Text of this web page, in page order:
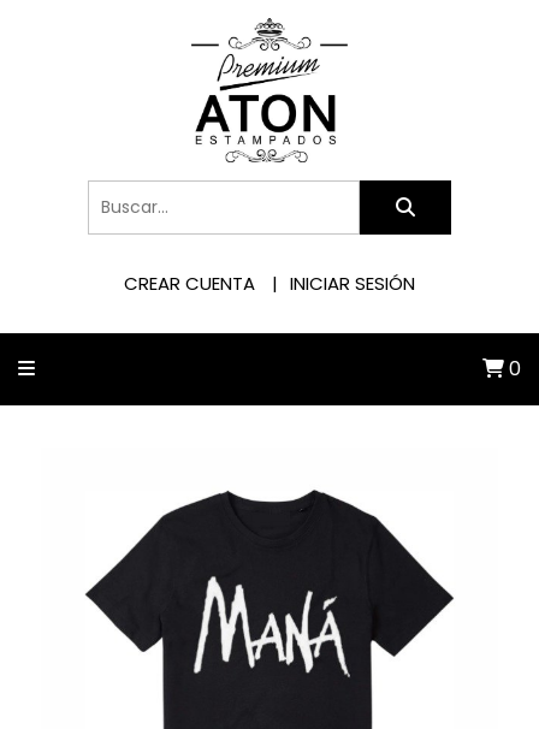
CREAR CUENTA INICIAR SESIÓN
0